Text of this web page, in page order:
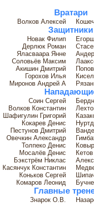
Вратари
Волков Алексей
Защитники
Новак Филип
Дерлюк Роман
Яласваара Янне
Соловьёв Максим
Акишин Дмитрий
Горохов Илья
Миронов Андрей А
Соин Сергей
Волков Константин
Шафигулин Григорий
Кокарев Денис
Пестунов Дмитрий
Овечкин Александр
Толпеко Денис
Мосалёв Денис
Бэкстрём Никлас
Касянчук Константин
Коньков Сергей
Комаров Леонид
Главные
Знарок О.В.